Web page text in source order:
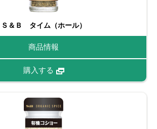
Ｓ＆Ｂ タイム（ホール）
商品情報
購入する